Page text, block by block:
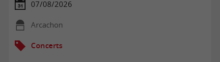
07/08/2026
Arcachon
Concerts